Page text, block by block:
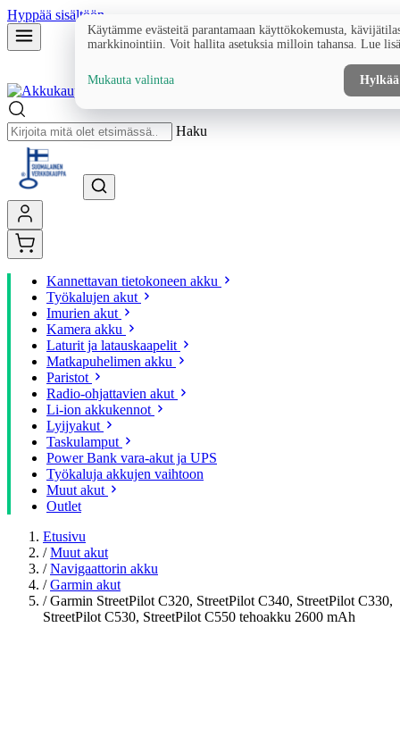
Hyppää sisältöön
Haku
Kannettavan tietokoneen akku
Työkalujen akut
Imurien akut
Kamera akku
Laturit ja latauskaapelit
Matkapuhelimen akku
Paristot
Radio-ohjattavien akut
Li-ion akkukennot
Lyijyakut
Taskulamput
Power Bank vara-akut ja UPS
Työkaluja akkujen vaihtoon
Muut akut
Outlet
Etusivu
/ Muut akut
/ Navigaattorin akku
/ Garmin akut
/ Garmin StreetPilot C320, StreetPilot C340, StreetPilot C330,
StreetPilot C530, StreetPilot C550 tehoakku 2600 mAh
Käytämme evästeitä parantamaan käyttökokemusta,
markkinointiin. Voit hallita asetuksia milloin tahansa. Lue
Mukauta valintaa Hylkää